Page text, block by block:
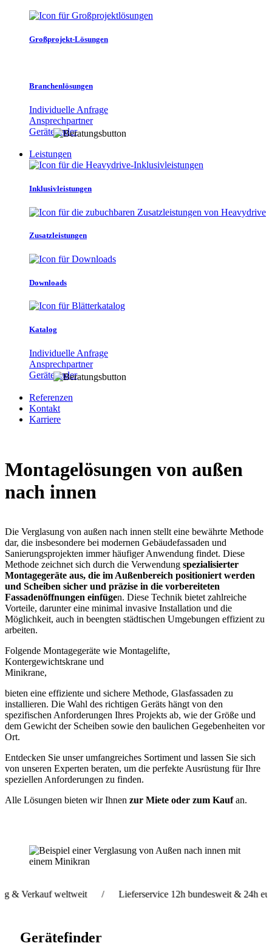
Großprojekt-Lösungen
Branchenlösungen
Individuelle Anfrage
Ansprechpartner
Gerätefinder
Leistungen
Inklusivleistungen
Zusatzleistungen
Downloads
Katalog
Individuelle Anfrage
Ansprechpartner
Gerätefinder
Referenzen
Kontakt
Karriere
Montagelösungen von außen
nach innen
Die Verglasung von außen nach innen stellt eine bewährte Methode
dar, die insbesondere bei modernen Gebäudefassaden und
Sanierungsprojekten immer häufiger Anwendung findet. Diese
Methode zeichnet sich durch die Verwendung spezialisierter
Montagegeräte aus, die im Außenbereich positioniert werden
und Scheiben sicher und präzise in die vorbereiteten
Fassadenöffnungen einfügen. Diese Technik bietet zahlreiche
Vorteile, darunter eine minimal invasive Installation und die
Möglichkeit, auch in beengten städtischen Umgebungen effizient zu
arbeiten.
Folgende Montagegeräte wie Montagelifte,
Kontergewichtskrane und
Minikrane,
bieten eine effiziente und sichere Methode, Glasfassaden zu
installieren. Die Wahl des richtigen Geräts hängt von den
spezifischen Anforderungen Ihres Projekts ab, wie der Größe und
dem Gewicht der Scheiben sowie den baulichen Gegebenheiten vor
Ort.
Entdecken Sie unser umfangreiches Sortiment und lassen Sie sich
von unseren Experten beraten, um die perfekte Ausrüstung für Ihre
speziellen Anforderungen zu finden.
Alle Lösungen bieten wir Ihnen zur Miete oder zum Kaufan.
weltweit / Lieferservice 12h bundesweit & 24h
Gerätefinder